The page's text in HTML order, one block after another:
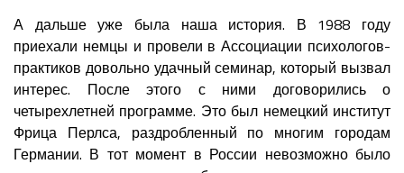
А дальше уже была наша история. В 1988 году
приехали немцы и провели в Ассоциации психологов-
практиков довольно удачный семинар, который вызвал
интерес. После этого с ними договорились о
четырехлетней программе. Это был немецкий институт
Фрица Перлса, раздробленный по многим городам
Германии. В тот момент в России невозможно было